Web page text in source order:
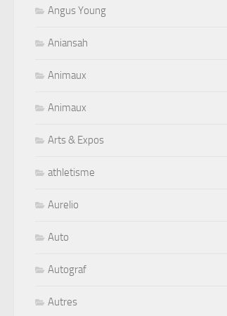
Angus Young
Aniansah
Animaux
Animaux
Arts & Expos
athletisme
Aurelio
Auto
Autograf
Autres